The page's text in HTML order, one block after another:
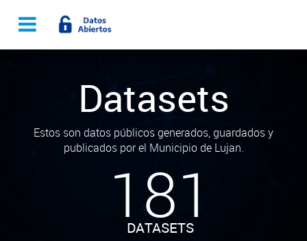
Datasets
Estos son datos públicos generados, guardados y
publicados por el Municipio de Lujan.
181
DATASETS